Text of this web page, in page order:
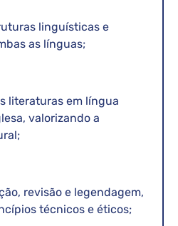
linguísticas e
as línguas;
literaturas em língua
valorizando a
revisão e legendagem,
técnicos e éticos;